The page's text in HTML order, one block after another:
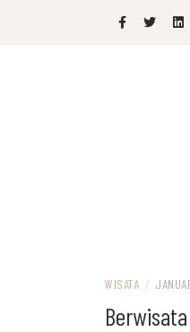
WISATA /